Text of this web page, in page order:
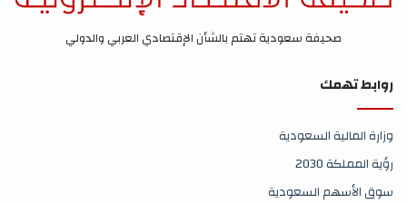
صحيفة سعودية تهتم بالشأن الإقتصادي العربي والدولي
روابط تهمك
وزارة المالية السعودية
رؤية المملكة 2030
سوق الأسهم السعودية